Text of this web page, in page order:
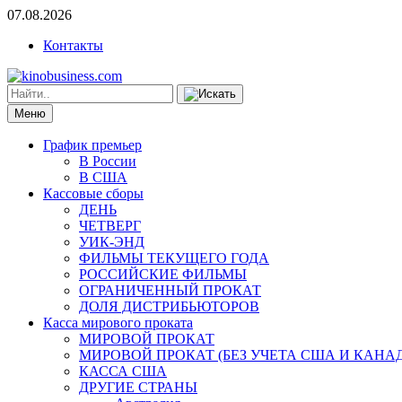
07.08.2026
Контакты
Меню
График премьер
В России
В США
Кассовые сборы
ДЕНЬ
ЧЕТВЕРГ
УИК-ЭНД
ФИЛЬМЫ ТЕКУЩЕГО ГОДА
РОССИЙСКИЕ ФИЛЬМЫ
ОГРАНИЧЕННЫЙ ПРОКАТ
ДОЛЯ ДИСТРИБЬЮТОРОВ
Касса мирового проката
МИРОВОЙ ПРОКАТ
МИРОВОЙ ПРОКАТ (БЕЗ УЧЕТА США И
КАССА США
ДРУГИЕ СТРАНЫ